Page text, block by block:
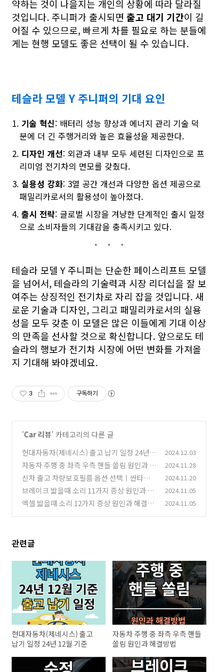
약하는 것이 나을지는 개인의 상황에 따라 달라질
것입니다. 주니퍼가 출시되면 출고 대기 기간이 길
어질 수 있으므로, 빠르게 차를 필요로 하는 분들에
게는 현행 모델도 좋은 선택이 될 수 있습니다.
테슬라 모델 Y 주니퍼의 기대 요인
기술 혁신: 배터리 성능 향상과 에너지 관리 기술 덕
분에 더 긴 주행거리와 높은 효율성을 제공한다.
디자인 개선: 외관과 내부 모두 세련된 디자인으로 프
리미엄 전기차의 면모를 갖췄다.
실용성 강화: 3열 공간 개선과 다양한 옵션 제공으로
패밀리카로서의 활용성이 높아졌다.
출시 전략: 글로벌 시장을 겨냥한 단계적인 출시 일정
으로 소비자들의 기대감을 충족시키고 있다.
테슬라 모델 Y 주니퍼는 단순한 페이스리프트 모델
을 넘어서, 테슬라의 기술력과 시장 리더십을 잘 보
여주는 상징적인 전기차로 자리 잡을 것입니다. 새
로운 기술과 디자인, 그리고 패밀리카로서의 실용
성을 모두 갖춘 이 모델은 많은 이들에게 기대 이상
의 만족을 선사할 것으로 확신합니다. 앞으로도 테
슬라의 행보가 전기차 시장에 어떤 변화를 가져올
지 기대해 봐야겠네요.
3 구독하기
'Car 리뷰' 카테고리의 다른 글
현대자동차(제네시스) 출고 납기 일정 24년 1
2월 기준 (2)
2024.12.03
자동차 주행 중 좌측 우측 핸들 쏠림 원인과 해
결방법 (1)
2024.11.28
신차 출고 차량보호필름 옵션 선택ㅣ싼타페
그랜저 제네시스 순정보호필름 (2)
2024.11.20
브레이크 밟을때 소리 11가지 증상 원인과 해
결방법 (1)
2024.11.05
엑셀 밟을때 소리 12가지 증상 원인과 해결방
2024.11.05
관련글
현대자동차(제네시스) 출고
납기 일정 24년 12월 기준
자동차 주행 중 좌측 우측 핸들
쏠림 원인과 해결방법